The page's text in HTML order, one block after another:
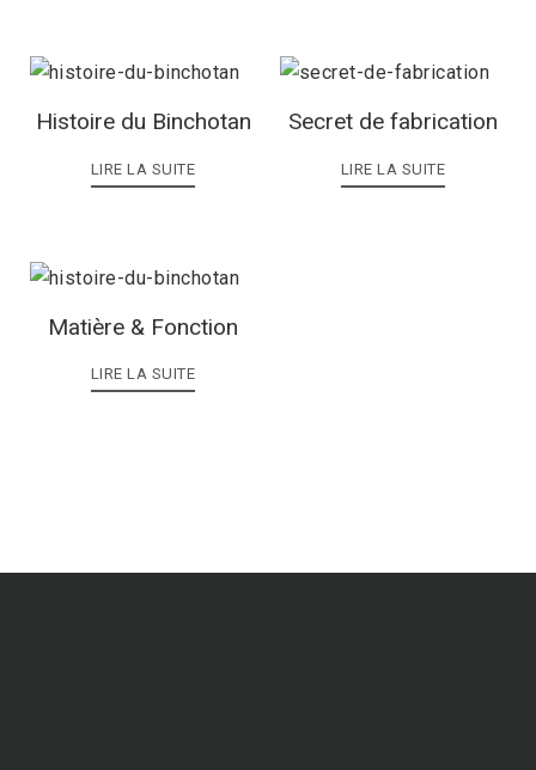
Histoire du Binchotan
LIRE LA SUITE
Secret de fabrication
LIRE LA SUITE
Matière & Fonction
LIRE LA SUITE